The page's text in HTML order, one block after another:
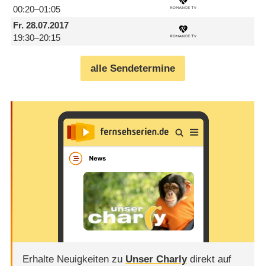
00:20–01:05
Fr.28.07.2017
19:30–20:15
alle Sendetermine
Erhalte Neuigkeiten zu Unser Charlydirekt auf